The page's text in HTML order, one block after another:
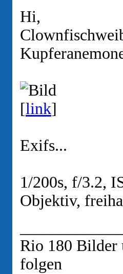
Hi,
[link]
Exifs...
1/200s, f/3.2,
Objektiv,
Rio 180 Bilder
folgen